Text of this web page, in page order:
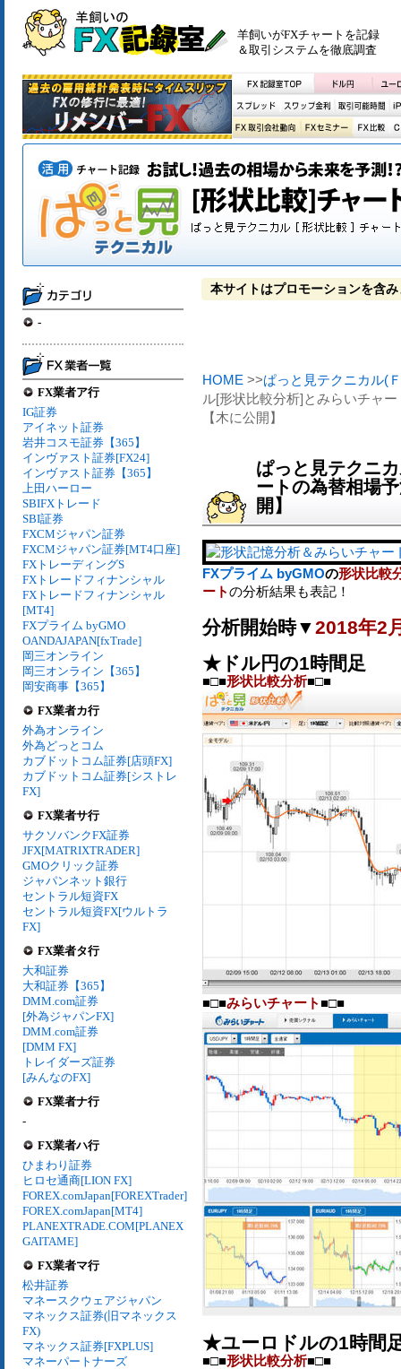
羊飼いがFXチャートを記録
＆取引システムを徹底調査
-
FX業者ア行
IG証券
アイネット証券
岩井コスモ証券【365】
インヴァスト証券[FX24]
インヴァスト証券【365】
上田ハーロー
SBIFXトレード
SBI証券
FXCMジャパン証券
FXCMジャパン証券[MT4口座]
FXトレーディングS
FXトレードフィナンシャル
FXトレードフィナンシャル
[MT4]
FXプライム byGMO
OANDAJAPAN[fxTrade]
岡三オンライン
岡三オンライン【365】
岡安商事【365】
FX業者カ行
外為オンライン
外為どっとコム
カブドットコム証券[店頭FX]
カブドットコム証券[シストレ
FX]
FX業者サ行
サクソバンクFX証券
JFX[MATRIXTRADER]
GMOクリック証券
ジャパンネット銀行
セントラル短資FX
セントラル短資FX[ウルトラ
FX]
FX業者タ行
大和証券
大和証券【365】
DMM.com証券
[外為ジャパンFX]
DMM.com証券
[DMM FX]
トレイダーズ証券
[みんなのFX]
FX業者ナ行
-
FX業者ハ行
ひまわり証券
ヒロセ通商[LION FX]
FOREX.comJapan[FOREXTrader]
FOREX.comJapan[MT4]
PLANEXTRADE.COM[PLANEX
GAITAME]
FX業者マ行
松井証券
マネースクウェアジャパン
マネックス証券(旧マネックス
FX)
マネックス証券[FXPLUS]
マネーパートナーズ
本サイトはプロモーションを含み
HOME >>ぱっと見テクニカル(
ル[形状比較分析]とみらいチャ
【木に公開】
ぱっと見テクニ
ートの為替相場
開】
FXプライム byGMOの形状比較
ートの分析結果も表記！
分析開始時▼2018年2
★ドル円の1時間足
■□■形状比較分析■□■
■□■みらいチャート■□■
★ユーロドルの1時間
■□■形状比較分析■□■